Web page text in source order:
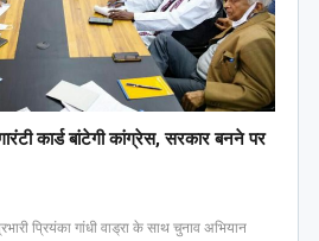
कार्ड बांटेगी कांग्रेस, सरकार बनने पर
प्रियंका गांधी वाड्रा के साथ चुनाव अभियान